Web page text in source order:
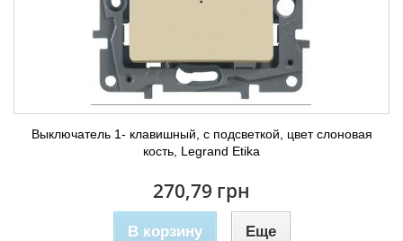
Выключатель 1- клавишный, с подсветкой, цвет слоновая
кость, Legrand Etika
270,79 грн
В корзину Еще